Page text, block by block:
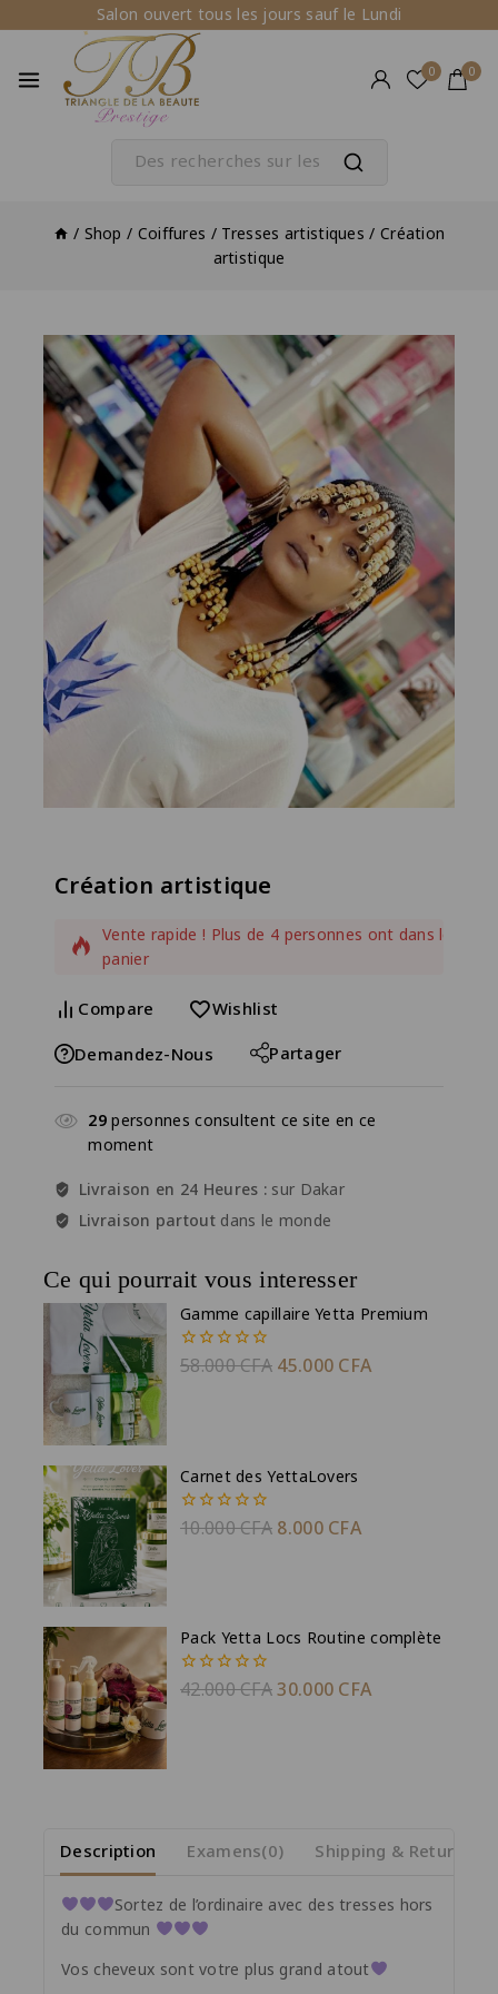
Salon ouvert tous les jours sauf le Lundi
0 0
/ Shop / Coiffures / Tresses artistiques / Création
artistique
Ce qui pourrait vous interesser
Gamme capillaire Yetta Premium
0
58.000CFA 45.000 CFA
Carnet des YettaLovers
0
10.000CFA 8.000 CFA
Pack Yetta Locs Routine complète
0
42.000CFA30.000 CFA
Création artistique
6 produits vendus au cours des dernières 12 heures
Vente rapide ! Plus de 4 personnes ont dans leur
panier
Compare Wishlist
Demandez-Nous Partager
29personnes consultent ce site en ce
moment
Livraison en 24 Heures : sur Dakar
Livraison partout dans le monde
Description Examens(0) Shipping & Return
Sortez de l’ordinaire avec des tresses hors
du commun
Vos cheveux sont votre plus grand atout